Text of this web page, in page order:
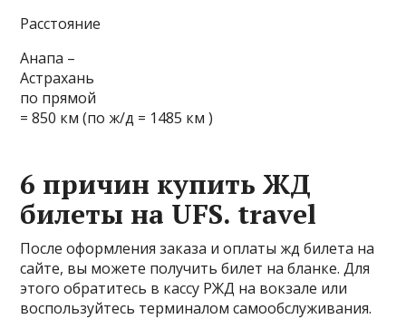
Расстояние
Анапа –
Астрахань
по прямой
= 850 км (по ж/д = 1485 км )
6 причин купить ЖД
билеты на UFS. travel
После оформления заказа и оплаты жд билета на
сайте, вы можете получить билет на бланке. Для
этого обратитесь в кассу РЖД на вокзале или
воспользуйтесь терминалом самообслуживания.